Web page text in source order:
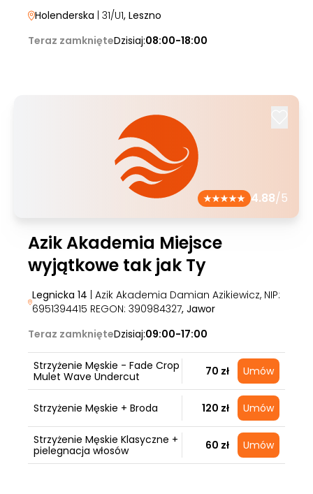
Holenderska | 31/U1, Leszno
Teraz zamknięteDzisiaj:08:00-18:00
4.88/5
Azik Akademia Miejsce
wyjątkowe tak jak Ty
Legnicka 14 | Azik Akademia Damian Azikiewicz, NIP:
6951394415 REGON: 390984327, Jawor
Teraz zamknięteDzisiaj:09:00-17:00
Strzyżenie Męskie - Fade Crop
Mulet Wave Undercut
70 zł Umów
Strzyżenie Męskie + Broda 120 zł Umów
Strzyżenie Męskie Klasyczne +
pielegnacja włosów
60 zł Umów